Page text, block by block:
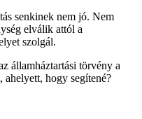
senkinek nem jó. Nem
elválik attól a
szolgál.
államháztartási törvény a
ahelyett, hogy segítené?